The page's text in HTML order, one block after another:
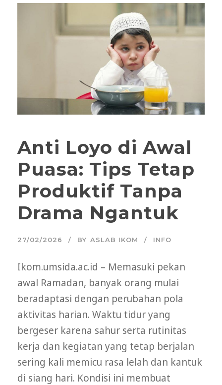
Anti Loyo di Awal
Puasa: Tips Tetap
Produktif Tanpa
Drama Ngantuk
27/02/2026 BY ASLAB IKOM INFO
Ikom.umsida.ac.id – Memasuki pekan
awal Ramadan, banyak orang mulai
beradaptasi dengan perubahan pola
aktivitas harian. Waktu tidur yang
bergeser karena sahur serta rutinitas
kerja dan kegiatan yang tetap berjalan
sering kali memicu rasa lelah dan kantuk
di siang hari. Kondisi ini membuat